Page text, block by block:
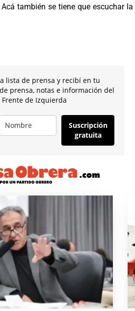
también se tiene que escuchar
lista de prensa y recibí en tu
prensa, notas e información del
de Izquierda
Suscripción
gratuita